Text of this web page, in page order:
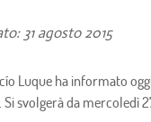
31 agosto 2015
Luque ha informato
Si svolgerà da mercoledì